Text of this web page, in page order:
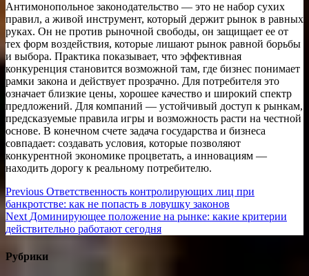
Антимонопольное законодательство — это не набор сухих
правил, а живой инструмент, который держит рынок в равных
руках. Он не против рыночной свободы, он защищает ее от
тех форм воздействия, которые лишают рынок равной борьбы
и выбора. Практика показывает, что эффективная
конкуренция становится возможной там, где бизнес понимает
рамки закона и действует прозрачно. Для потребителя это
означает близкие цены, хорошее качество и широкий спектр
предложений. Для компаний — устойчивый доступ к рынкам,
предсказуемые правила игры и возможность расти на честной
основе. В конечном счете задача государства и бизнеса
совпадает: создавать условия, которые позволяют
конкурентной экономике процветать, а инновациям —
находить дорогу к реальному потребителю.
Навигация
по
записям
Previous Previous
post:
Ответственность контролирующих лиц при
банкротстве: как не попасть в ловушку законов
Next Next
post:
Доминирующее положение на рынке: какие критерии
действительно работают сегодня
Рубрики